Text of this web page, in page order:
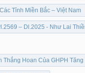
Tỉnh Miền Bắc – Việt Nam
– Dl.2025 - Như Lai
Hoan Của GHPH Tăng